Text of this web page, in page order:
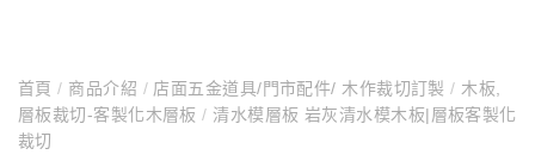
首頁/ 商品介紹 /店面五金道具/門市配件/ 木作裁切訂製/ 木板,
層板裁切-客製化木層板/ 清水模層板 岩灰清水模木板|層板客製化
裁切